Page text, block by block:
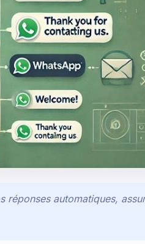
réponses automatiques,